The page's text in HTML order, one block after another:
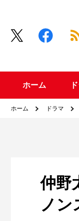
ホーム
ホーム ドラマ
仲野
ノン